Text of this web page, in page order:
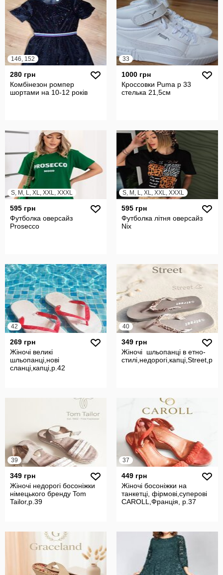
146, 152
280 грн
Комбінезон ромпер
шортами на 10-12 років
33
1000 грн
Кроссовки Puma р 33
стелька 21,5см
S, M, L, XL, XXL, XXXL
595 грн
Футболка оверсайз
Prosecco
S, M, L, XL, XXL, XXXL
595 грн
Футболка літня оверсайз
Nix
42
269 грн
Жіночі великі
шльопанці,нові
сланці,капці,р.42
40
349 грн
Жіночі шльопанці в етно-
стилі,недорогі,капці,Street,р.40
39
349 грн
Жіночі недорогі босоніжки
німецького бренду Tom
Tailor,р.39
37
449 грн
Жіночі босоніжки на
танкетці, фірмові,суперові
CAROLL,Франція, р.37